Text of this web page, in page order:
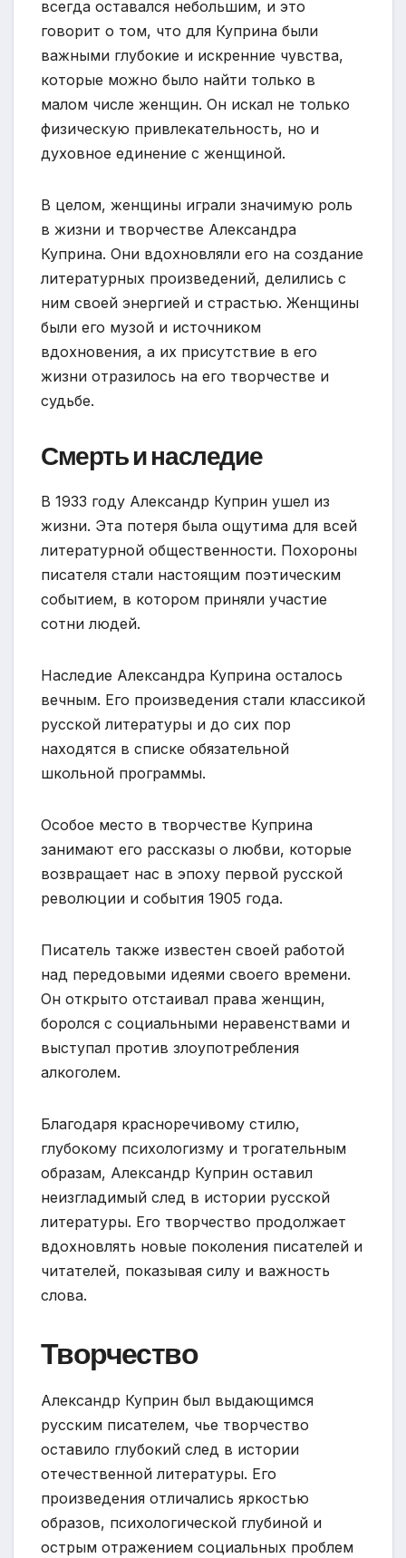
всегда оставался небольшим, и это
говорит о том, что для Куприна были
важными глубокие и искренние чувства,
которые можно было найти только в
малом числе женщин. Он искал не только
физическую привлекательность, но и
духовное единение с женщиной.
В целом, женщины играли значимую роль
в жизни и творчестве Александра
Куприна. Они вдохновляли его на создание
литературных произведений, делились с
ним своей энергией и страстью. Женщины
были его музой и источником
вдохновения, а их присутствие в его
жизни отразилось на его творчестве и
судьбе.
Смерть и наследие
В 1933 году Александр Куприн ушел из
жизни. Эта потеря была ощутима для всей
литературной общественности. Похороны
писателя стали настоящим поэтическим
событием, в котором приняли участие
сотни людей.
Наследие Александра Куприна осталось
вечным. Его произведения стали классикой
русской литературы и до сих пор
находятся в списке обязательной
школьной программы.
Особое место в творчестве Куприна
занимают его рассказы о любви, которые
возвращает нас в эпоху первой русской
революции и события 1905 года.
Писатель также известен своей работой
над передовыми идеями своего времени.
Он открыто отстаивал права женщин,
боролся с социальными неравенствами и
выступал против злоупотребления
алкоголем.
Благодаря красноречивому стилю,
глубокому психологизму и трогательным
образам, Александр Куприн оставил
неизгладимый след в истории русской
литературы. Его творчество продолжает
вдохновлять новые поколения писателей и
читателей, показывая силу и важность
слова.
Творчество
Александр Куприн был выдающимся
русским писателем, чье творчество
оставило глубокий след в истории
отечественной литературы. Его
произведения отличались яркостью
образов, психологической глубиной и
острым отражением социальных проблем